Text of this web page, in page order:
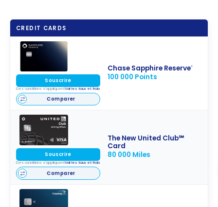
CREDIT CARDS
Chase Sapphire Reserve®
100 000 Points
Souscrire
Des conditions s'appliquentVoir les taux et frais
Comparer
The New United Club℠
Card
80 000 Miles
Souscrire
Des conditions s'appliquentVoir les taux et frais
Comparer